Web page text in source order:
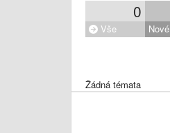
0
Vše Nové
Žádná témata